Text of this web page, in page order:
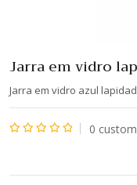
Jarra em vidro
Jarra em vidro azul
0